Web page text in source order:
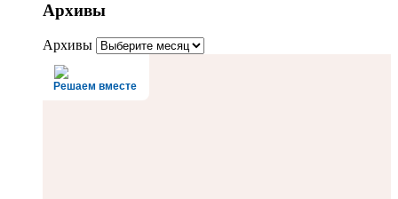
Архивы
Архивы
Решаем вместе